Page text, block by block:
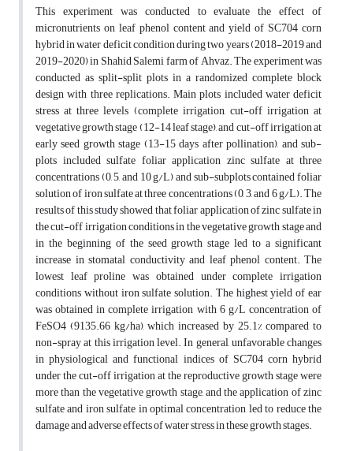
This experiment was conducted to evaluate the effect of
micronutrients on leaf phenol content and yieldof SC704 corn
hybrid in water deficit condition during two years (2018-2019 and
2019-2020) in Shahid Salemi farm of Ahvaz. The experiment was
conducted as split-split plots in a randomized complete block
design with three replications. Main plots included water deficit
stress at three levels (complete irrigation, cut-off irrigation at
vegetative growth stage (12-14 leaf stage), and cut-off irrigation at
early seed growth stage (13-15 days after pollination), and sub-
plots included sulfate foliar application zinc sulfate at three
concentrations (0, 5, and 10 g/L) and sub-subplots contained foliar
solution of iron sulfate at three concentrations (0, 3, and 6 g/L). The
results of this study showed that foliar application of zinc sulfate in
the cut-off irrigation conditions in the vegetative growth stage and
in the beginning of the seed growth stage led to a significant
increase in stomatal conductivity and leaf phenol content. The
lowest leaf proline was obtained under complete irrigation
conditions without iron sulfate solution. The highest yield of ear
was obtained in complete irrigation with 6 g/L concentration of
FeSO4 (9135.66 kg/ha), which increased by 25.1% compared to
non-spray at this irrigation level. In general, unfavorable changes
in physiological and functional indices of SC704 corn hybrid
under the cut-off irrigation at the reproductive growth stage were
more than the vegetative growth stage, and the application of zinc
sulfate and iron sulfate in optimal concentration led to reduce the
damage and adverse effects of water stress in these growth stages.